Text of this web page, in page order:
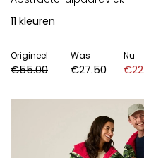
11 kleuren
Origineel
€55.00
Was
€27.50
Nu